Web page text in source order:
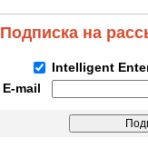
Подписка на
Intelligent
E-mail